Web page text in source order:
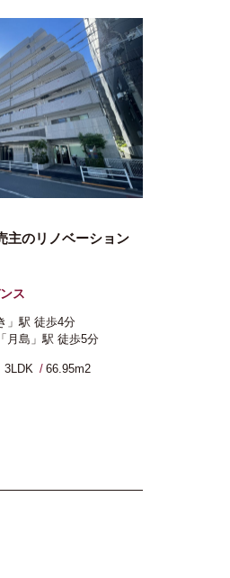
主のリノベーション
ス
」駅 徒歩4分
「月島」駅 徒歩5分
3LDK 66.95m2